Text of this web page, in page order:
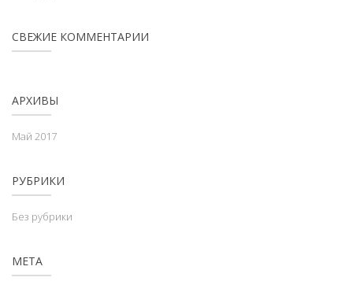
СВЕЖИЕ КОММЕНТАРИИ
АРХИВЫ
Май 2017
РУБРИКИ
Без рубрики
МЕТА